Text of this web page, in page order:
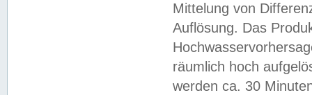
Mittelung von
Auflösung. Das
räumlich hoch
werden ca. 30